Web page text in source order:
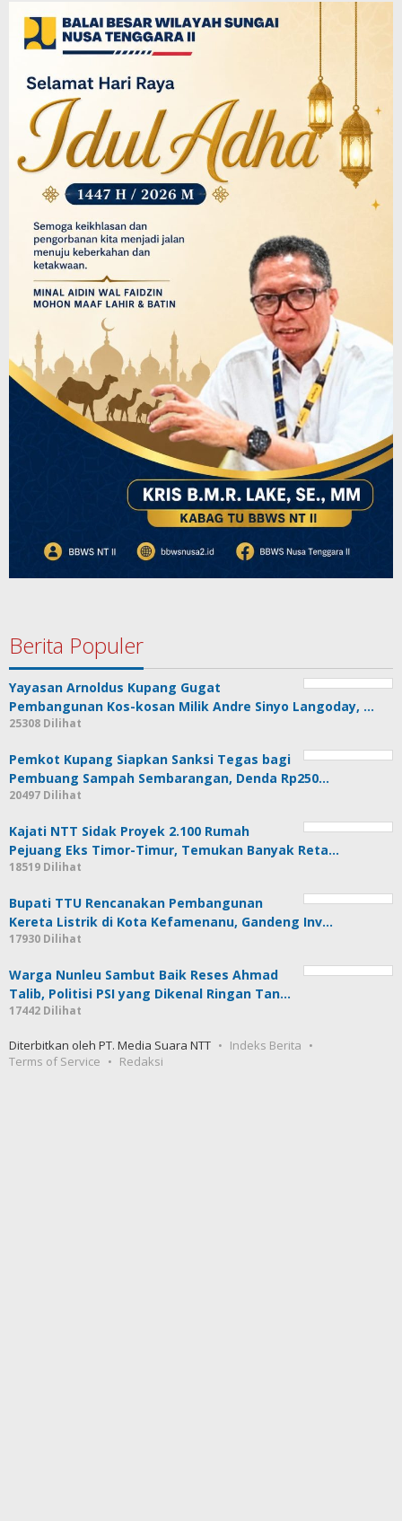
Berita Populer
Yayasan Arnoldus Kupang Gugat
Pembangunan Kos-kosan Milik Andre Sinyo Langoday, …
25308 Dilihat
Pemkot Kupang Siapkan Sanksi Tegas bagi
Pembuang Sampah Sembarangan, Denda Rp250…
20497 Dilihat
Kajati NTT Sidak Proyek 2.100 Rumah
Pejuang Eks Timor-Timur, Temukan Banyak Reta…
18519 Dilihat
Bupati TTU Rencanakan Pembangunan
Kereta Listrik di Kota Kefamenanu, Gandeng Inv…
17930 Dilihat
Warga Nunleu Sambut Baik Reses Ahmad
Talib, Politisi PSI yang Dikenal Ringan Tan…
17442 Dilihat
Diterbitkan oleh PT. Media Suara NTT
Indeks Berita
Terms of Service
Redaksi